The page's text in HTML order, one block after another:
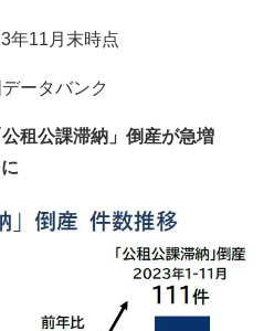
年11月末時点
ータバンク
租公課滞納」倒産が急増